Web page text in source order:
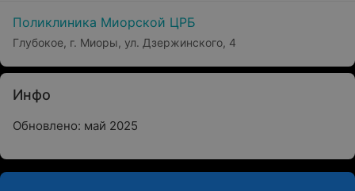
Поликлиника Миорской ЦРБ
Глубокое, г. Миоры, ул. Дзержинского, 4
Инфо
Обновлено: май 2025